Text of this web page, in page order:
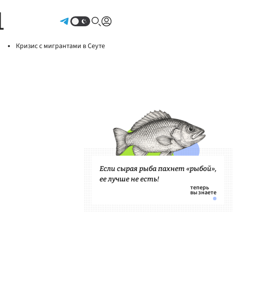
Кризис с мигрантами в Сеуте
Если сырая рыба пахнет «рыбой»,
ее лучше не есть!